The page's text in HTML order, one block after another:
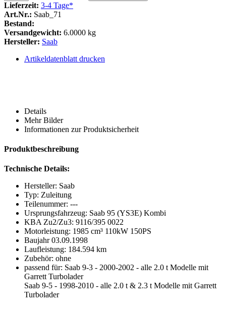
Lieferzeit: 3-4 Tage*
Art.Nr.: Saab_71
Bestand:
Versandgewicht: 6.0000 kg
Hersteller: Saab
Artikeldatenblatt drucken
Details
Mehr Bilder
Informationen zur Produktsicherheit
Produktbeschreibung
Technische Details:
Hersteller: Saab
Typ: Zuleitung
Teilenummer: ---
Ursprungsfahrzeug: Saab 95 (YS3E) Kombi
KBA Zu2/Zu3: 9116/395 0022
Motorleistung: 1985 cm³ 110kW 150PS
Baujahr 03.09.1998
Laufleistung: 184.594 km
Zubehör: ohne
passend für: Saab 9-3 - 2000-2002 - alle 2.0 t Modelle mit
Garrett Turbolader
Saab 9-5 - 1998-2010 - alle 2.0 t & 2.3 t Modelle mit Garrett
Turbolader